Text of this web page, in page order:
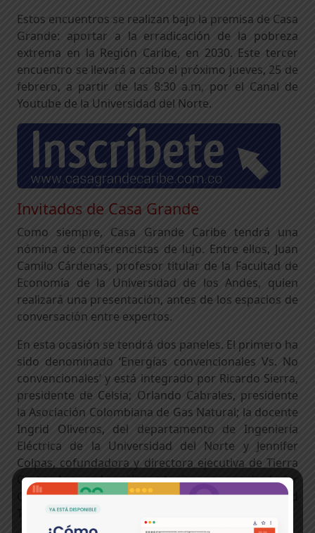
Estos encuentros se realizan bajo la premisa de Casa
Grande: aportar a la erradicación de la pobreza
extrema en la Región Caribe, en 2030. Este tercer
encuentro se llevará a cabo el próximo jueves, 25 de
febrero, a partir de las 8:30 a.m, por el Canal de
Youtube de la Universidad del Norte.
Invitados de Casa Grande
Como siempre, Casa Grande Caribe tendrá una
nómina de conferencistas de lujo. Entre ellos, Juan
Camilo Cárdenas, profesor titular de la Facultad de
Economía de la Universidad de los Andes, quien
realizará una presentación, antes de los espacios de
conversación entre expertos.
En esta ocasión se tendrá dos paneles. El primero ha
sido denominado ‘Energías convencionales Vs. No
convencionales’ y está integrado por Ricardo Sierra,
presidente de Celsia; Orlando Cabrales, presidente
la Asociación Colombiana de Gas Natural; la docente
Ingrid Oliveros, del departamento de Ingeniería
Eléctrica de la Universidad del Norte y Jennifer
Colpas, cofundadora y directora ejecutiva de Tierra
Grata. La moderación estará a cargo de Javier
Campillo, profesor asociado de la Universidad
Tecnológica de Bolívar.